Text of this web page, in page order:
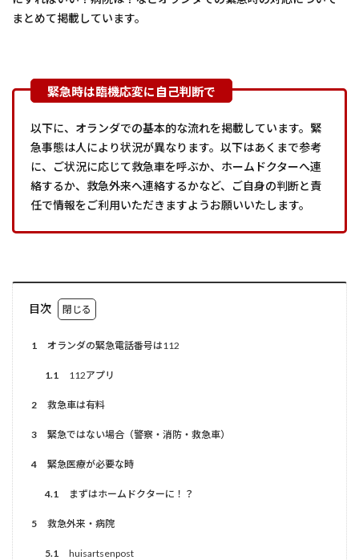
まとめて掲載しています。
以下に、オランダでの基本的な流れを掲載しています。緊
急事態は人により状況が異なります。以下はあくまで参考
に、ご状況に応じて救急車を呼ぶか、ホームドクターへ連
絡するか、救急外来へ連絡するかなど、ご自身の判断と責
任で情報をご利用いただきますようお願いいたします。
目次
1 オランダの緊急電話番号は112
1.1 112アプリ
2 救急車は有料
3 緊急ではない場合（警察・消防・救急車）
4 緊急医療が必要な時
4.1 まずはホームドクターに！？
5 救急外来・病院
5.1 huisartsenpost